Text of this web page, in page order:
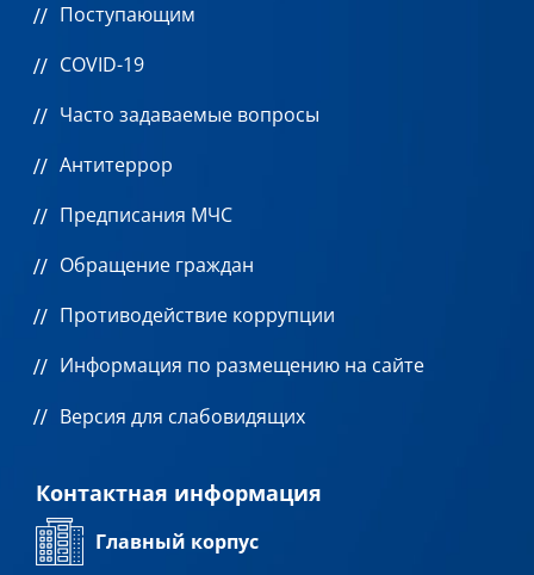
Поступающим
COVID-19
Часто задаваемые вопросы
Антитеррор
Предписания МЧС
Обращение граждан
Противодействие коррупции
Информация по размещению на сайте
Версия для слабовидящих
Контактная информация
Главный корпус